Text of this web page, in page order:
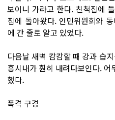
보이니 가라고 한다. 친척집에
집에 돌아왔다. 인민위원회와
에 간 줄로 알고 있었다.
다음날 새벽 캄캄할 때 강과 습
흥시내가 훤히 내려다보인다.
했다.
폭격 구경